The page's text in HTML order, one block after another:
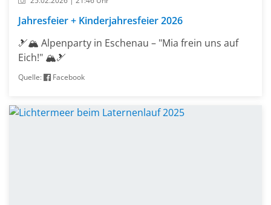
Jahresfeier + Kinderjahresfeier 2026
🎿🏔️ Alpenparty in Eschenau – "Mia frein uns auf
Eich!" 🏔️🎿
Quelle: Facebook